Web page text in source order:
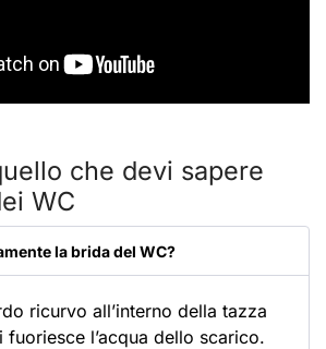
che devi sapere
WC
la brida del WC?
ricurvo all’interno della tazza
l’acqua dello scarico.